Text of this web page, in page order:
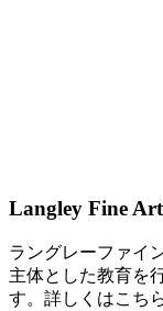
Langley Fine
ラングレーファイ
主体とした教育を
す。詳しくはこち